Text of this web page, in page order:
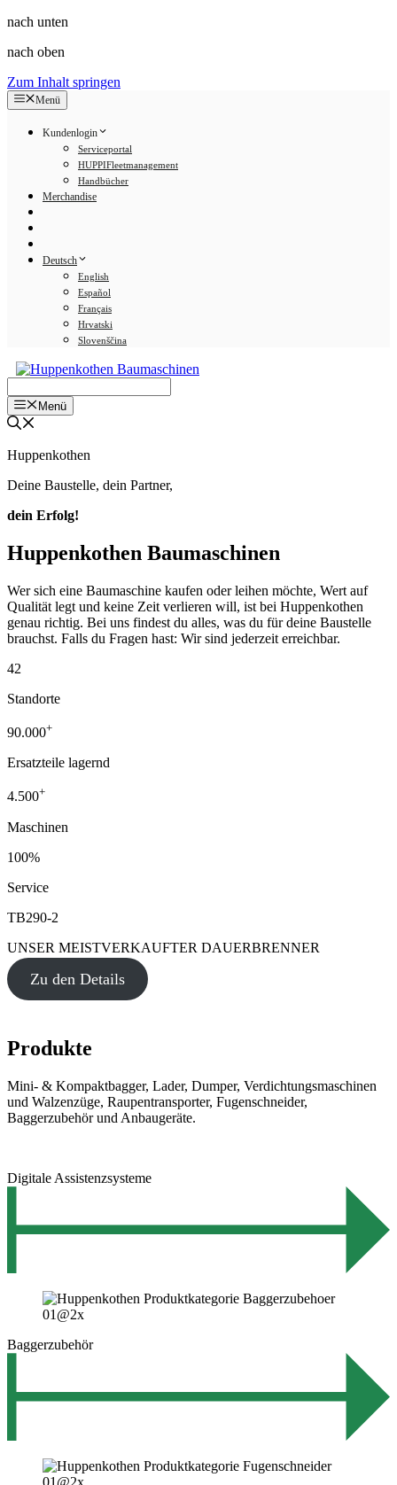
nach unten
nach oben
Zum Inhalt springen
Menü
Kundenlogin
Serviceportal
HUPPIFleetmanagement
Handbücher
Merchandise
Deutsch
English
Español
Français
Hrvatski
Slovenščina
Menü
Huppenkothen
Deine Baustelle, dein Partner,
dein Erfolg!
Huppenkothen Baumaschinen
Wer sich eine Baumaschine kaufen oder leihen möchte, Wert auf
Qualität legt und keine Zeit verlieren will, ist bei Huppenkothen
genau richtig. Bei uns findest du alles, was du für deine Baustelle
brauchst. Falls du Fragen hast: Wir sind jederzeit erreichbar.
42
Standorte
90.000+
Ersatzteile lagernd
4.500+
Maschinen
100%
Service
TB290-2
UNSER MEISTVERKAUFTER DAUERBRENNER
Zu den Details
Produkte
Mini- & Kompaktbagger, Lader, Dumper, Verdichtungsmaschinen
und Walzenzüge, Raupentransporter, Fugenschneider,
Baggerzubehör und Anbaugeräte.
Digitale Assistenzsysteme
Baggerzubehör